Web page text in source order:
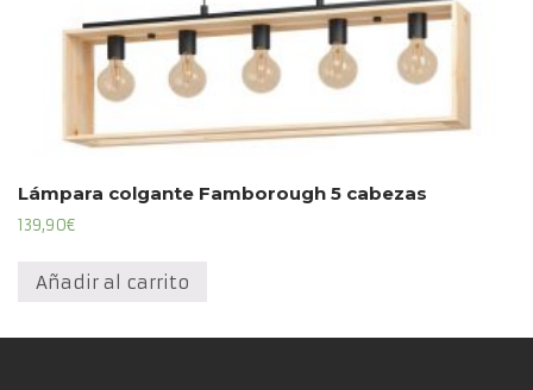
Lámpara colgante Famborough 5 cabezas
139,90€
Añadir al carrito